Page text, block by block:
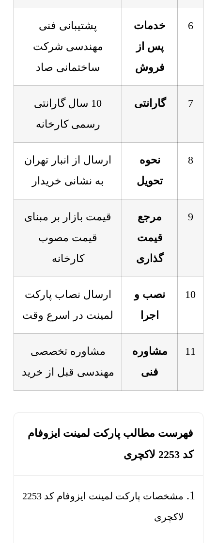
6
خدمات
پس از
فروش
پشتیبانی فنی
مهندسی شرکت
ساختمانی صاد
7 گارانتی
10 سال گارانتی
رسمی کارخانه
8
نحوه
تحویل
ارسال از انبار تهران
به نشانی خریدار
9
مرجع
قیمت
گذاری
قیمت بازار بر مبنای
قیمت مصوب
کارخانه
10
نصب و
اجرا
ارسال نصاب پارکت
لمینت در اسرع وقت
11
مشاوره
فنی
مشاوره تخصصی
مهندسی قبل از خرید
فهرست مطالب پارکت لمینت ایزوفام
کد 2253 لاکچری
مشخصات پارکت لمینت ایزوفام کد 2253
لاکچری